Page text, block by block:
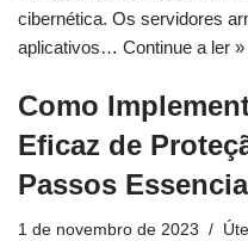
cibernética. Os servidores
aplicativos… Continue a ler »
Como
Eficaz de
Passos
1 de novembro de 2023